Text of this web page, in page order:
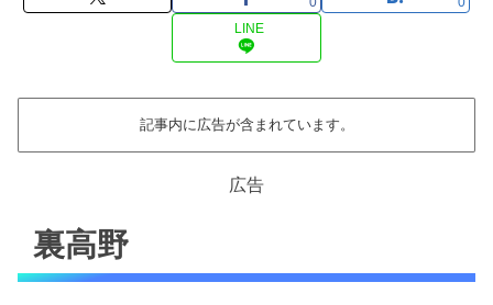
LINE
記事内に広告が含まれています。
広告
裏高野